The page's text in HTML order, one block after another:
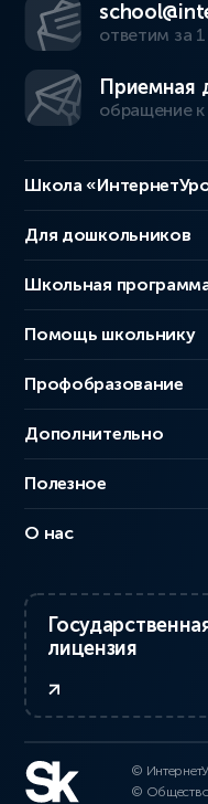
ответим за
Приемная
обращение
Школа
Для дошкольников
Школьная
Помощь школьнику
Профобразование
Дополнительно
Полезное
О нас
лицензия
©
© Общество